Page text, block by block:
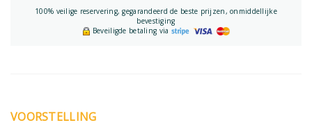
100% veilige reservering, gegarandeerd de beste prijzen, onmiddellijke
bevestiging
Beveiligde betaling via
VOORSTELLING